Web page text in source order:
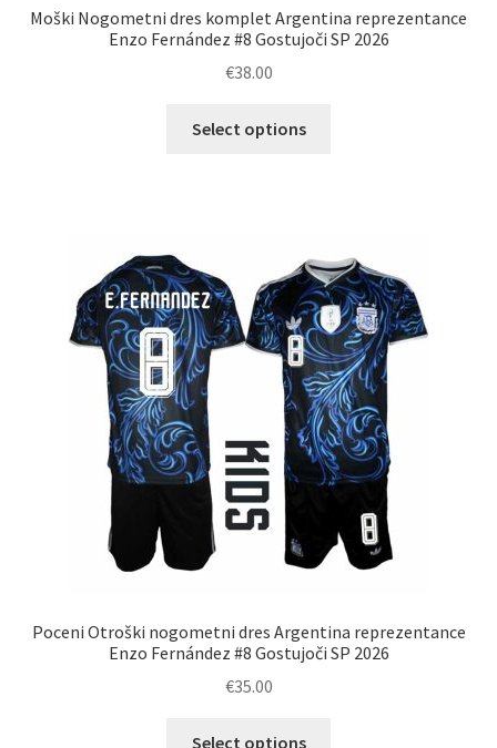
Moški Nogometni dres komplet Argentina reprezentance
Enzo Fernández #8 Gostujoči SP 2026
€38.00
Select options
Možnosti
lahko
izberete
na
strani
izdelka
Poceni Otroški nogometni dres Argentina reprezentance
Enzo Fernández #8 Gostujoči SP 2026
€35.00
Select options